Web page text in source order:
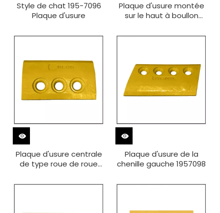
Style de chat 195-7096
Plaque d'usure
Plaque d'usure montée
sur le haut à boullon
Plaque d'usure centrale
de type roue de roue
Plaque d'usure de la
chenille gauche 1957098